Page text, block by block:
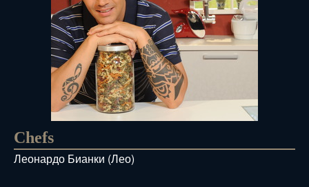
Chefs
Леонардо Бианки (Лео)